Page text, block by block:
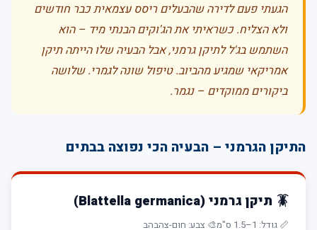
הגעתי פעם לדירה שהבעלים ריסס עצמאית כבר חודשים
ולא הצליח. כשראיתי את הג'וקים הבנתי מיד – הוא
השתמש בג'ל לתיקן גרמני, אבל הבעיה שלו הייתה תיקן
אמריקאי שמגיע מהביוב. טיפול שונה לגמרי. שלושה
ביקורים ממוקדים – נגמר.
התיקן הגרמני – הבעיה הכי נפוצה בבתים
🪳 תיקן גרמני (Blattella germanica)
📏 גודל: 1–1.5 ס"מ
🎨 צבע: חום-צהבהב